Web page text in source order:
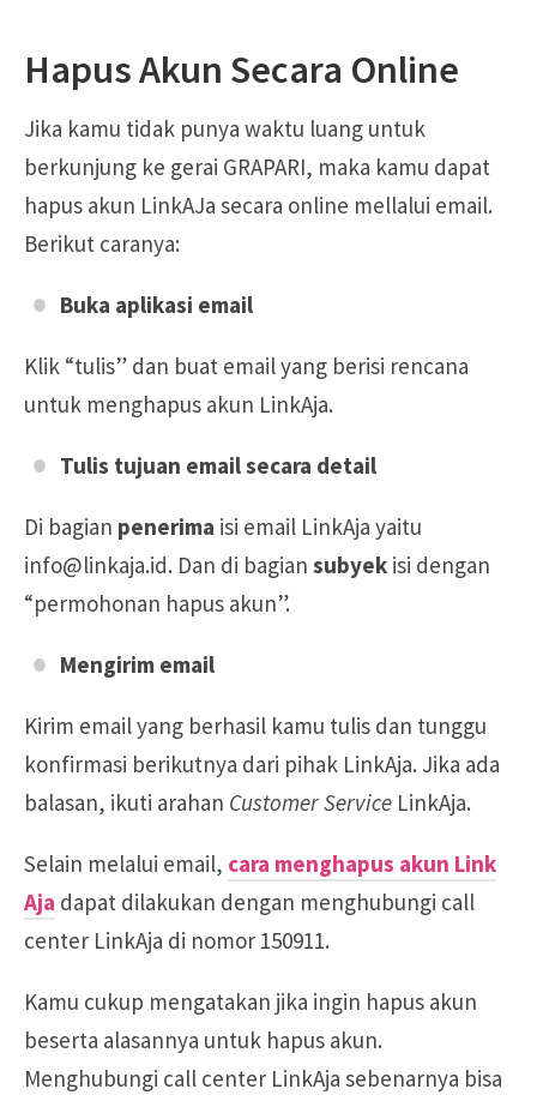
Hapus Akun Secara Online
Jika kamu tidak punya waktu luang untuk
berkunjung ke gerai GRAPARI, maka kamu dapat
hapus akun LinkAJa secara online mellalui email.
Berikut caranya:
Buka aplikasi email
Klik “tulis” dan buat email yang berisi rencana
untuk menghapus akun LinkAja.
Tulis tujuan email secara detail
Di bagian penerima isi email LinkAja yaitu
info@linkaja.id. Dan di bagian subyek isi dengan
“permohonan hapus akun”.
Mengirim email
Kirim email yang berhasil kamu tulis dan tunggu
konfirmasi berikutnya dari pihak LinkAja. Jika ada
balasan, ikuti arahan Customer Service LinkAja.
Selain melalui email, cara menghapus akun Link
Aja dapat dilakukan dengan menghubungi call
center LinkAja di nomor 150911.
Kamu cukup mengatakan jika ingin hapus akun
beserta alasannya untuk hapus akun.
Menghubungi call center LinkAja sebenarnya bisa